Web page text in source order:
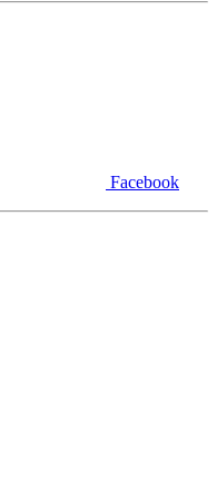
Facebook